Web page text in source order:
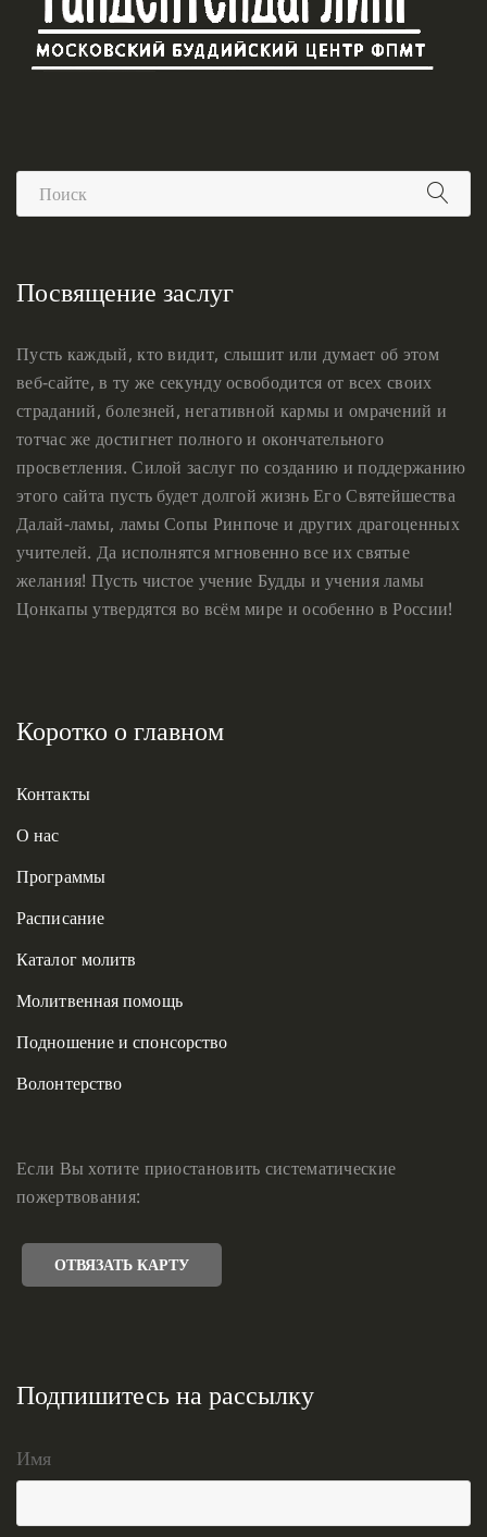
Посвящение заслуг
Пусть каждый, кто видит, слышит или думает об этом
веб-сайте, в ту же секунду освободится от всех своих
страданий, болезней, негативной кармы и омрачений и
тотчас же достигнет полного и окончательного
просветления. Силой заслуг по созданию и поддержанию
этого сайта пусть будет долгой жизнь Его Святейшества
Далай-ламы, ламы Сопы Ринпоче и других драгоценных
учителей. Да исполнятся мгновенно все их святые
желания! Пусть чистое учение Будды и учения ламы
Цонкапы утвердятся во всём мире и особенно в России!
Коротко о главном
Контакты
О нас
Программы
Расписание
Каталог молитв
Молитвенная помощь
Подношение и спонсорство
Волонтерство
Если Вы хотите приостановить систематические
пожертвования:
ОТВЯЗАТЬ КАРТУ
Подпишитесь на рассылку
Имя